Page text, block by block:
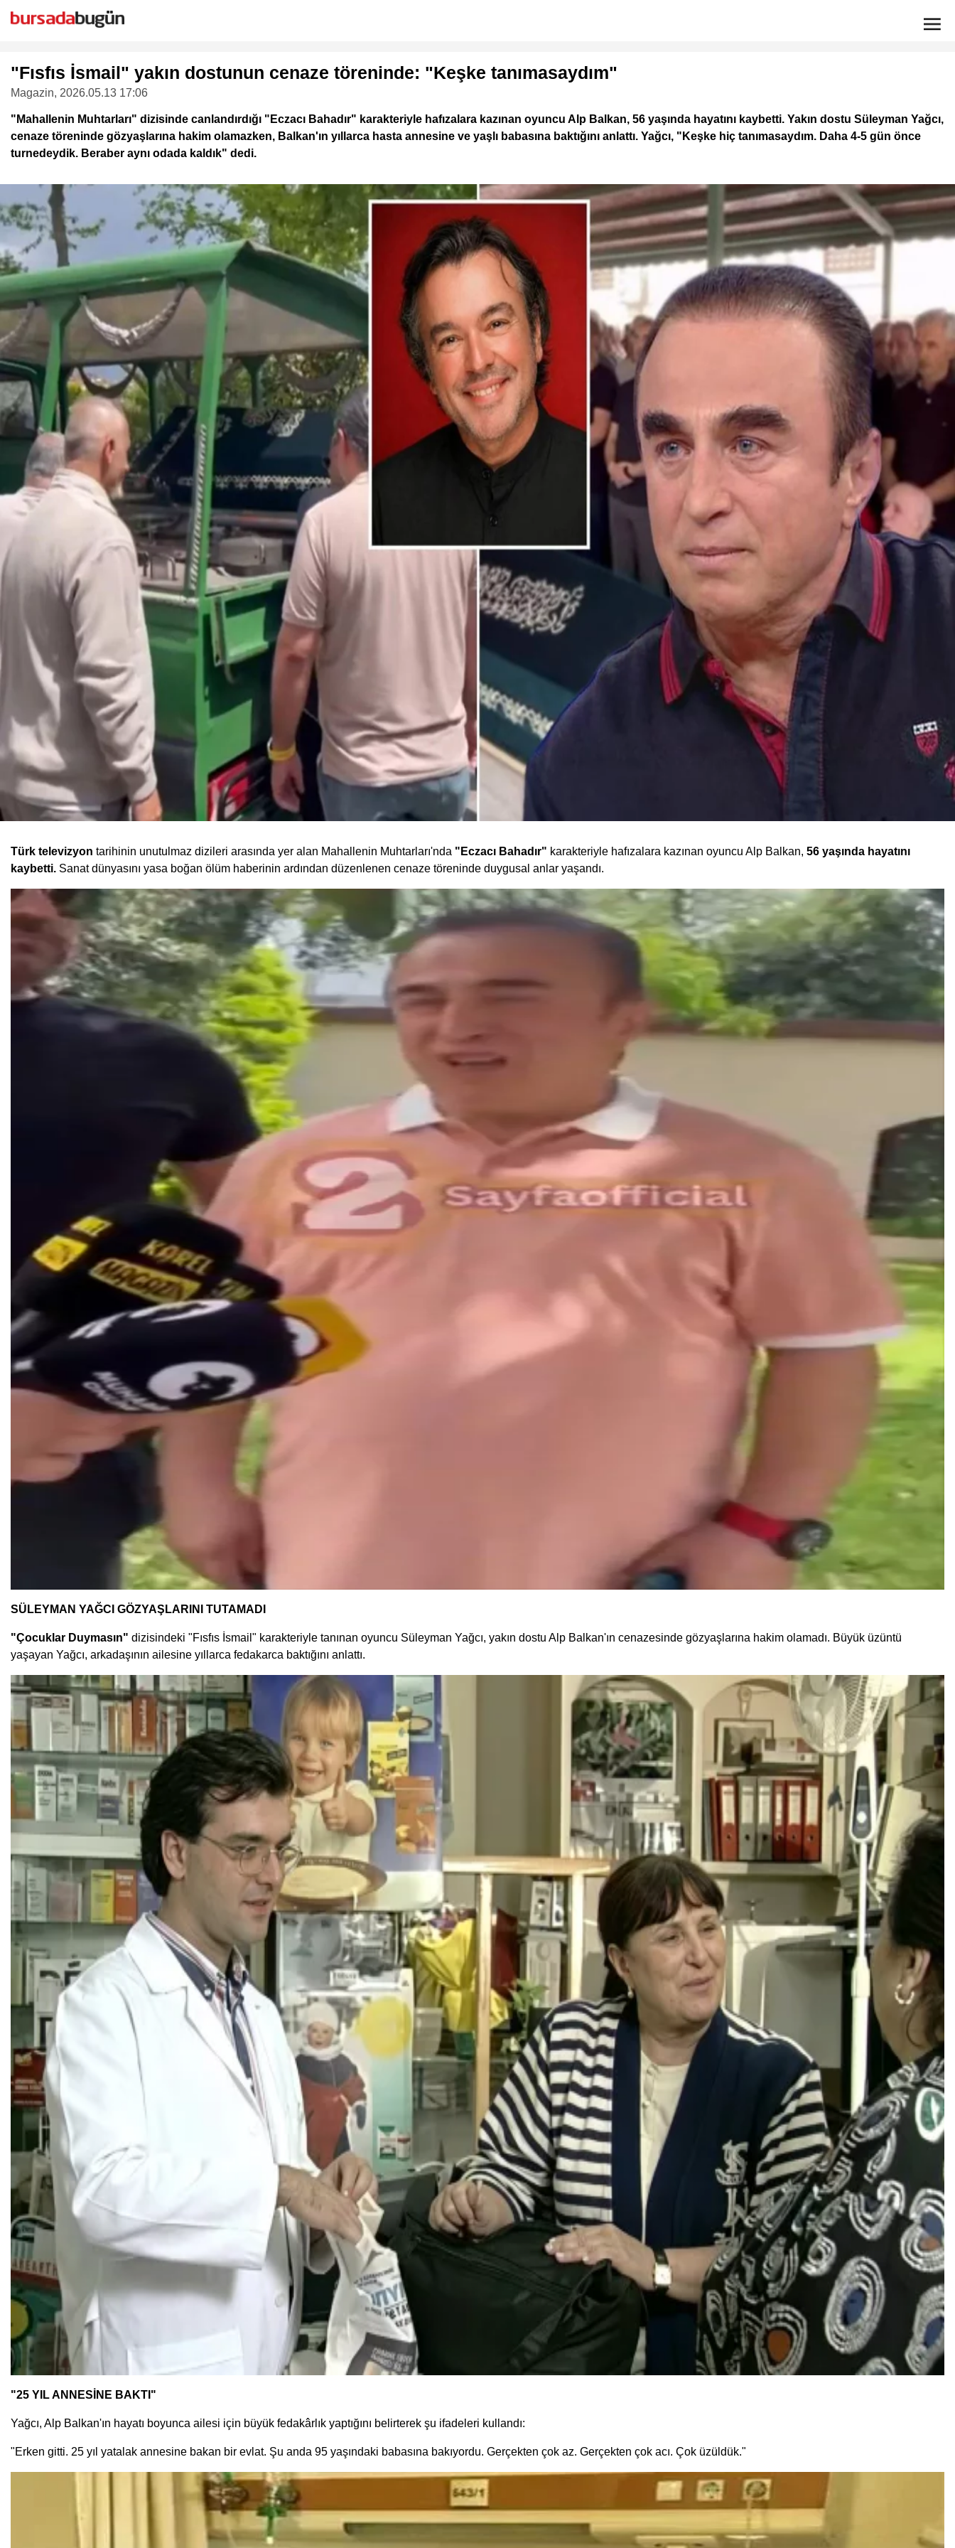
"Fısfıs İsmail" yakın dostunun cenaze töreninde: "Keşke tanımasaydım"
Magazin, 2026.05.13 17:06
"Mahallenin Muhtarları" dizisinde canlandırdığı "Eczacı Bahadır" karakteriyle hafızalara kazınan oyuncu Alp Balkan, 56 yaşında hayatını kaybetti. Yakın dostu Süleyman Yağcı,
cenaze töreninde gözyaşlarına hakim olamazken, Balkan'ın yıllarca hasta annesine ve yaşlı babasına baktığını anlattı. Yağcı, "Keşke hiç tanımasaydım. Daha 4-5 gün önce
turnedeydik. Beraber aynı odada kaldık" dedi.
Türk televizyon tarihinin unutulmaz dizileri arasında yer alan Mahallenin Muhtarları'nda "Eczacı Bahadır" karakteriyle hafızalara kazınan oyuncu Alp Balkan, 56 yaşında hayatını
kaybetti. Sanat dünyasını yasa boğan ölüm haberinin ardından düzenlenen cenaze töreninde duygusal anlar yaşandı.
SÜLEYMAN YAĞCI GÖZYAŞLARINI TUTAMADI
"Çocuklar Duymasın" dizisindeki "Fısfıs İsmail" karakteriyle tanınan oyuncu Süleyman Yağcı, yakın dostu Alp Balkan'ın cenazesinde gözyaşlarına hakim olamadı. Büyük üzüntü
yaşayan Yağcı, arkadaşının ailesine yıllarca fedakarca baktığını anlattı.
"25 YIL ANNESİNE BAKTI"
Yağcı, Alp Balkan'ın hayatı boyunca ailesi için büyük fedakârlık yaptığını belirterek şu ifadeleri kullandı:
"Erken gitti. 25 yıl yatalak annesine bakan bir evlat. Şu anda 95 yaşındaki babasına bakıyordu. Gerçekten çok az. Gerçekten çok acı. Çok üzüldük."